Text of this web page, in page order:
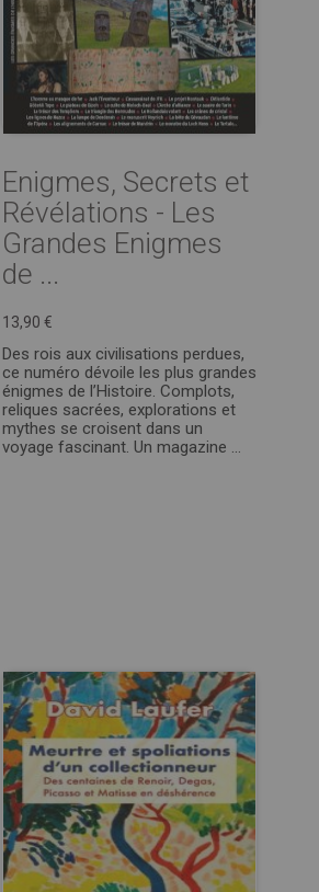
Enigmes, Secrets et
Révélations - Les
Grandes Enigmes
de ...
13,90 €
Des rois aux civilisations perdues,
ce numéro dévoile les plus grandes
énigmes de l’Histoire. Complots,
reliques sacrées, explorations et
mythes se croisent dans un
voyage fascinant. Un magazine ...